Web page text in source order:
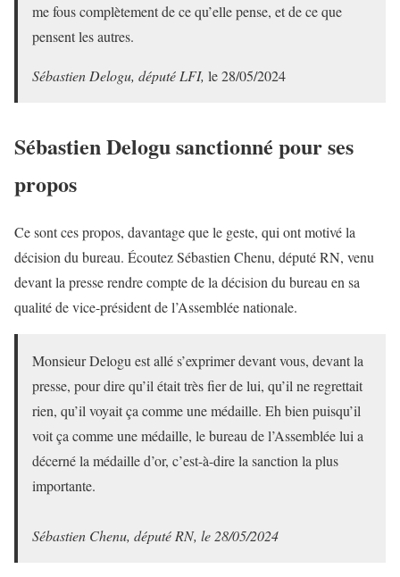
me fous complètement de ce qu’elle pense, et de ce que
pensent les autres.
Sébastien Delogu, député LFI, le 28/05/2024
Sébastien Delogu sanctionné pour ses
propos
Ce sont ces propos, davantage que le geste, qui ont motivé la
décision du bureau. Écoutez Sébastien Chenu, député RN, venu
devant la presse rendre compte de la décision du bureau en sa
qualité de vice-président de l’Assemblée nationale.
Monsieur Delogu est allé s’exprimer devant vous, devant la
presse, pour dire qu’il était très fier de lui, qu’il ne regrettait
rien, qu’il voyait ça comme une médaille. Eh bien puisqu’il
voit ça comme une médaille, le bureau de l’Assemblée lui a
décerné la médaille d’or, c’est-à-dire la sanction la plus
importante.
Sébastien Chenu, député RN, le 28/05/2024